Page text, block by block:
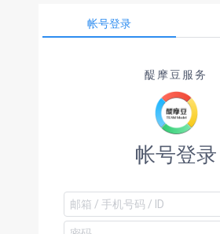
帐号登录
醍摩豆服务
帐号登录